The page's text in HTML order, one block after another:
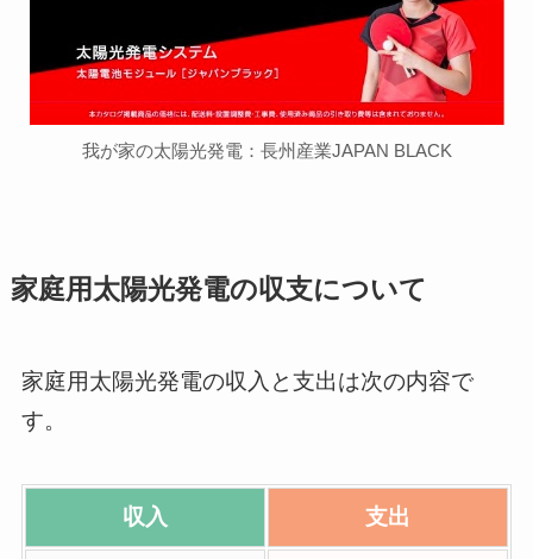
我が家の太陽光発電：長州産業JAPAN BLACK
家庭用太陽光発電の収支について
家庭用太陽光発電の収入と支出は次の内容で
す。
収入 支出